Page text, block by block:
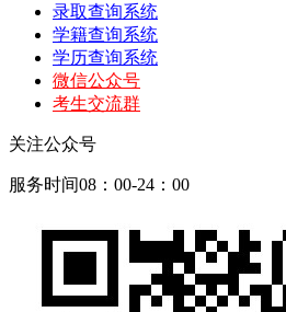
录取查询系统
学籍查询系统
学历查询系统
微信公众号
考生交流群
关注公众号
服务时间08：00-24：00